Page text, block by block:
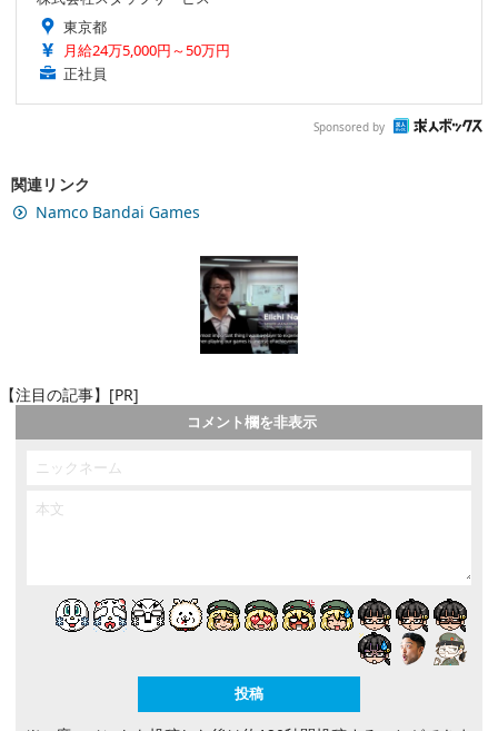
東京都
月給24万5,000円～50万円
正社員
Sponsored by
関連リンク
Namco Bandai Games
【注目の記事】[PR]
コメント欄を非表示